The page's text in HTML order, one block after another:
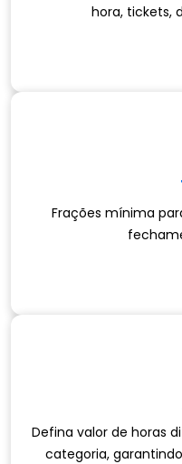
hora, tickets,
Frações mínima
Defina valor de horas
categoria,